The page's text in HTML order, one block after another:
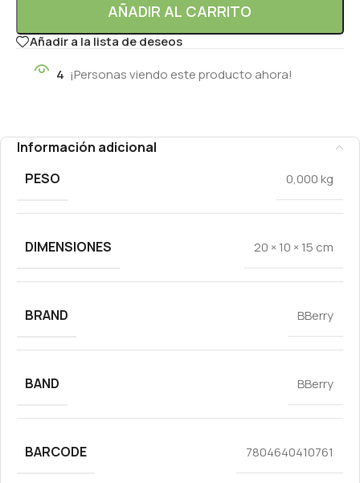
AÑADIR AL CARRITO
Añadir a la lista de deseos
4 ¡Personas viendo este producto ahora!
Información adicional
PESO
0,000 kg
DIMENSIONES 20 × 10 × 15 cm
BRAND BBerry
BAND BBerry
BARCODE 7804640410761